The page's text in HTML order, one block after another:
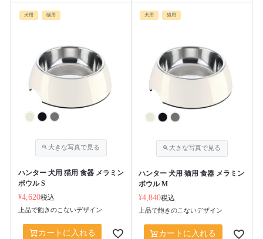
犬用 猫用
ハンター 犬用 猫用 食器 メラミン
ボウル S
¥4,620税込
上品で飽きのこないデザイン
カートに入れる
犬用 猫用
ハンター 犬用 猫用 食器 メラミン
ボウル M
¥4,840税込
上品で飽きのこないデザイン
カートに入れる